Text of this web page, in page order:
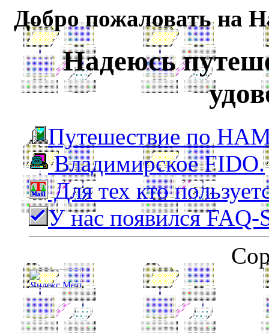
Добpо пожаловать на
Hадеюсь
Путешествие по
Владимиpcкое FIDO.
Для тех кто
У нас появился FAQ-